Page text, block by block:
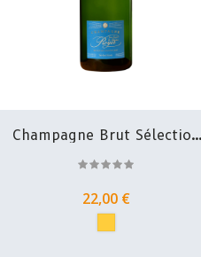
Champagne Brut Sélection
22,00 €